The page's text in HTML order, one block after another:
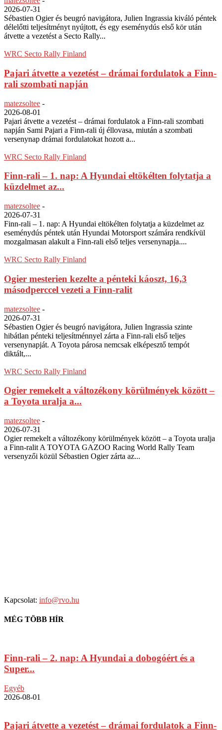
2026-07-31
Sébastien Ogier és beugró navigátora, Julien Ingrassia kiváló péntek
délelőtti teljesítményt nyújtott, és egy eseménydús első kör után
átvette a vezetést a Secto Rally...
WRC Secto Rally Finland
Pajari átvette a vezetést – drámai fordulatok a Finn-
rali szombati napján
matezsoltee -
2026-08-01
Pajari átvette a vezetést – drámai fordulatok a Finn-rali szombati
napján Sami Pajari a Finn-rali új éllovasa, miután a szombati
versenynap drámai fordulatokat hozott a...
WRC Secto Rally Finland
Finn-rali – 1. nap: A Hyundai eltökélten folytatja a
küzdelmet az...
matezsoltee -
2026-07-31
Finn-rali – 1. nap: A Hyundai eltökélten folytatja a küzdelmet az
eseménydús péntek után Hyundai Motorsport számára rendkívül
mozgalmasan alakult a Finn-rali első teljes versenynapja....
WRC Secto Rally Finland
Ogier mesterien kezelte a pénteki káoszt, 16,3
másodperccel vezeti a Finn-ralit
matezsoltee -
2026-07-31
Sébastien Ogier és beugró navigátora, Julien Ingrassia szinte
hibátlan pénteki teljesítménnyel zárta a Finn-rali első teljes
versenynapját. A Toyota párosa nemcsak elképesztő tempót
diktált,...
WRC Secto Rally Finland
Ogier remekelt a változékony körülmények között –
a Toyota uralja a...
matezsoltee -
2026-07-31
Ogier remekelt a változékony körülmények között – a Toyota uralja
a Finn-ralit A TOYOTA GAZOO Racing World Rally Team
versenyzői közül Sébastien Ogier zárta az...
Kapcsolat: info@rvo.hu
MÉG TÖBB HÍR
Finn-rali – 2. nap: A Hyundai a dobogóért és a
Super...
Egyéb
2026-08-01
Pajari átvette a vezetést – drámai fordulatok a Finn-